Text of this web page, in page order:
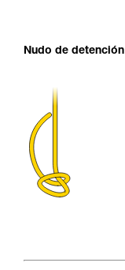
Nudo de detención